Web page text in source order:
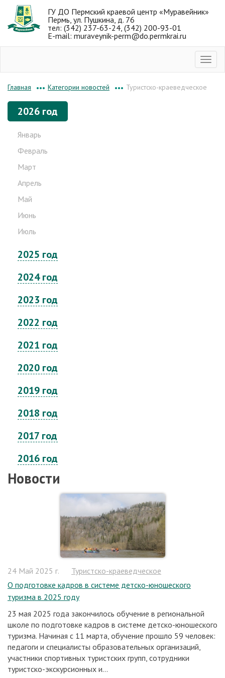
ГУ ДО Пермский краевой центр «Муравейник»
Пермь, ул. Пушкина, д. 76
тел: (342) 237-63-24, (342) 200-93-01
E-mail: muraveynik-perm@do.permkrai.ru
Главная ••• Категории новостей ••• Туристско-краеведческое
2026 год
Январь
Февраль
Март
Апрель
Май
Июнь
Июль
2025 год
2024 год
2023 год
2022 год
2021 год
2020 год
2019 год
2018 год
2017 год
2016 год
Новости
24 Май 2025 г.
Туристско-краеведческое
О подготовке кадров в системе детско-юношеского
туризма в 2025 году
23 мая 2025 года закончилось обучение в региональной
школе по подготовке кадров в системе детско-юношеского
туризма. Начиная с 11 марта, обучение прошло 59 человек:
педагоги и специалисты образовательных организаций,
участники спортивных туристских групп, сотрудники
туристско-экскурсионных и...